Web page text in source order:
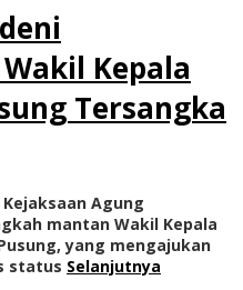
Kepala
Tersangka
Agung
mantan Wakil Kepala
yang mengajukan
status Selanjutnya